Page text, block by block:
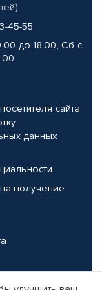
45-55
до 18.00, Сб с
сайта
данных
получение